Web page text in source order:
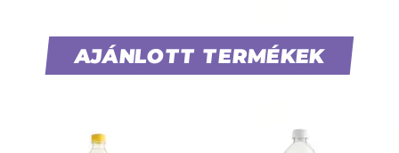
AJÁNLOTT TERMÉKEK